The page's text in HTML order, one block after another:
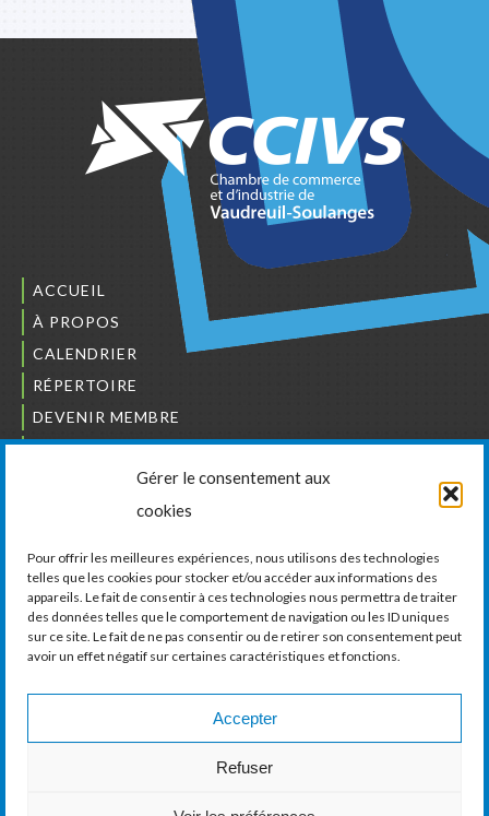
Gérer le consentement aux
cookies
Pour offrir les meilleures expériences, nous utilisons des technologies
telles que les cookies pour stocker et/ou accéder aux informations des
appareils. Le fait de consentir à ces technologies nous permettra de traiter
des données telles que le comportement de navigation ou les ID uniques
sur ce site. Le fait de ne pas consentir ou de retirer son consentement peut
avoir un effet négatif sur certaines caractéristiques et fonctions.
Accepter
Refuser
ACCUEIL
À PROPOS
CALENDRIER
RÉPERTOIRE
DEVENIR MEMBRE
NOUS JOINDRE
L’ORDRE DES BÂTISSEURS
LA CHAMBRE DE COMMERCE ET D’INDUSTRIE
DE VAUDREUIL-SOULANGES
11, boul. de la Cité-des-Jeunes, Suite 201